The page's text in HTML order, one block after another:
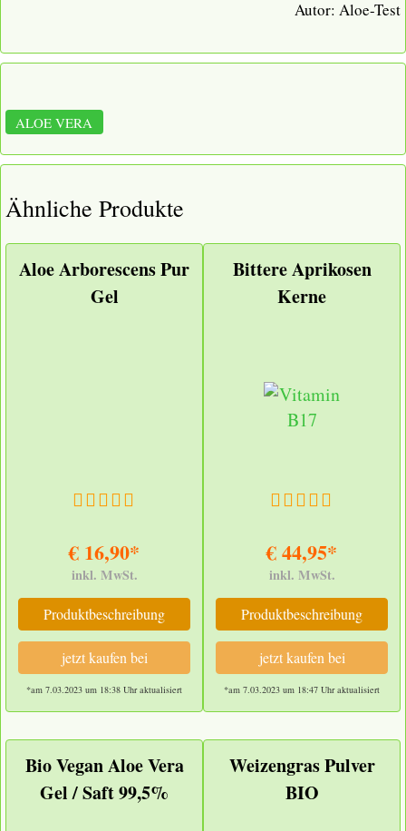
Autor: Aloe-Test
ALOE VERA
Ähnliche Produkte
Aloe Arborescens Pur
Gel
€ 16,90*
inkl. MwSt.
Produktbeschreibung
jetzt kaufen bei
*am 7.03.2023 um 18:38 Uhr aktualisiert
Bittere Aprikosen
Kerne
€ 44,95*
inkl. MwSt.
Produktbeschreibung
jetzt kaufen bei
*am 7.03.2023 um 18:47 Uhr aktualisiert
Bio Vegan Aloe Vera
Gel / Saft 99,5%
Weizengras Pulver
BIO